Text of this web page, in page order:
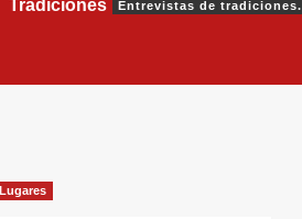
Tradiciones Entrevistas de tradiciones.
Lugares